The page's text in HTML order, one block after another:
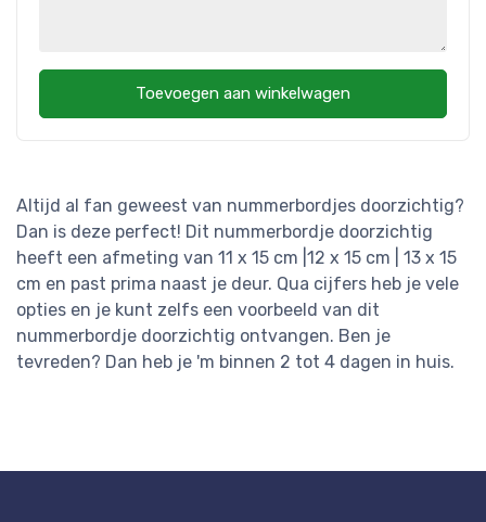
Altijd al fan geweest van nummerbordjes doorzichtig?
Dan is deze perfect! Dit nummerbordje doorzichtig
heeft een afmeting van 11 x 15 cm |12 x 15 cm | 13 x 15
cm en past prima naast je deur. Qua cijfers heb je vele
opties en je kunt zelfs een voorbeeld van dit
nummerbordje doorzichtig ontvangen. Ben je
tevreden? Dan heb je 'm binnen 2 tot 4 dagen in huis.
Toevoegen aan winkelwagen